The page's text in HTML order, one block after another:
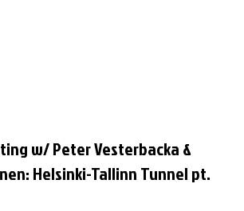
w/ Peter Vesterbacka &
Helsinki-Tallinn Tunnel pt.